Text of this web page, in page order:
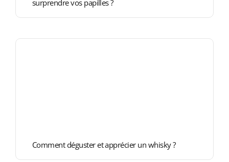
surprendre vos papilles ?
Comment déguster et apprécier un whisky ?